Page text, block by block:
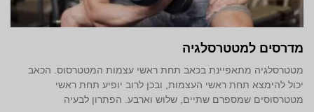
מדרסים למטטרסלגיה
מטטרסלגיה מתאפיינת בכאב תחת ראשי עצמות המטטרסוס. הכאב
יכול להימצא תחת ראשי העצמות, ובכן לרוב יופיע תחת ראשי
מטטרסוסים שמספרם שתיים, שלוש וארבע. הפתרון לבעיה